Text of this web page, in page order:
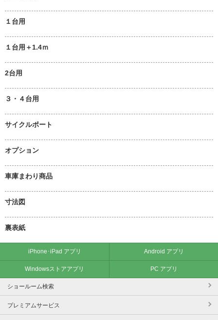
１台用
１台用＋1.4ｍ
2台用
３・４台用
サイクルポート
オプション
車庫まわり商品
寸法図
裏表紙
iPhone･iPad アプリ Android アプリ
Windowsストアアプリ PC アプリ
ショールーム検索
プレミアムサービス